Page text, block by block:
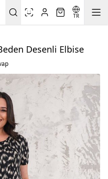
TR
Desenli Elbise